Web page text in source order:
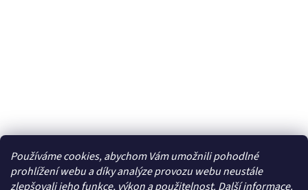
Používáme cookies, abychom Vám umožnili pohodlné
prohlížení webu a díky analýze provozu webu neustále
zlepšovali jeho funkce, výkon a použitelnost. Dalšíinformace.
Sledovat na Instagramu